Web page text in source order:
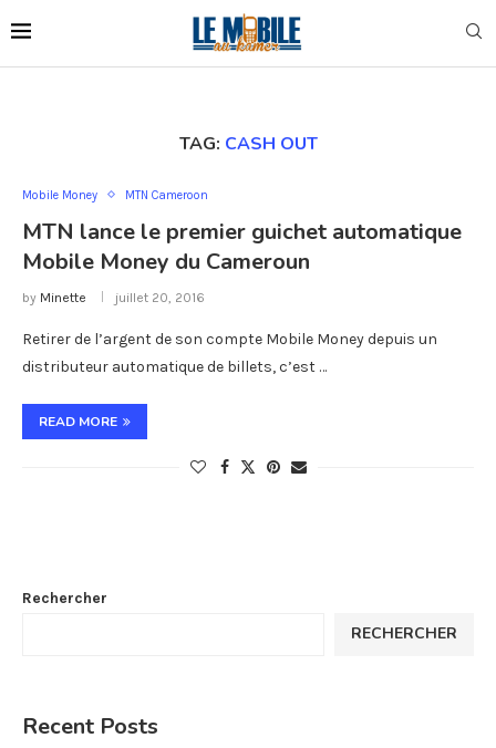
TAG: CASH OUT
Mobile Money MTN Cameroon
MTN lance le premier guichet automatique
Mobile Money du Cameroun
by Minette juillet 20, 2016
Retirer de l’argent de son compte Mobile Money depuis un
distributeur automatique de billets, c’est …
READ MORE
Rechercher
RECHERCHER
Recent Posts